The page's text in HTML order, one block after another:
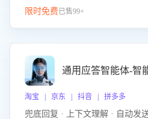
限时免费已售99+
通用应答智能体-智
淘宝 | 京东 | 抖音 | 拼多多
兜底回复 · 上下文理解 · 自动发